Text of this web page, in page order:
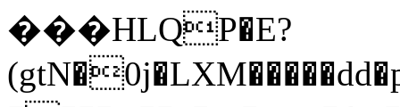
���HLQP�E?